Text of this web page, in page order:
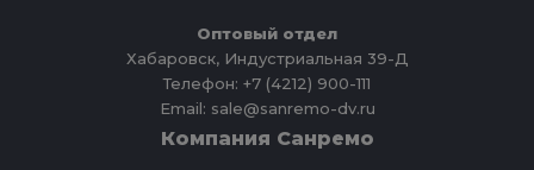
Оптовый отдел
Хабаровск, Индустриальная 39-Д
Телефон: +7 (4212) 900-111
Email: sale@sanremo-dv.ru
Компания Санремо